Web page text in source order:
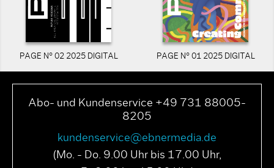
PAGE N° 02 2025 DIGITAL PAGE N° 01 2025 DIGITAL
Abo- und Kundenservice +49 731 88005-
8205
kundenservice@ebnermedia.de
(Mo. - Do. 9.00 Uhr bis 17.00 Uhr,